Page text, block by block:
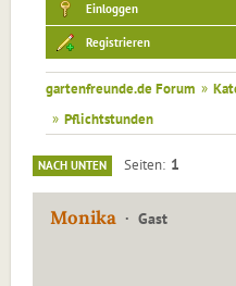
Einloggen
Registrieren
gartenfreunde.de Forum »
» Pflichtstunden
NACH UNTEN Seiten 1
Monika Gast